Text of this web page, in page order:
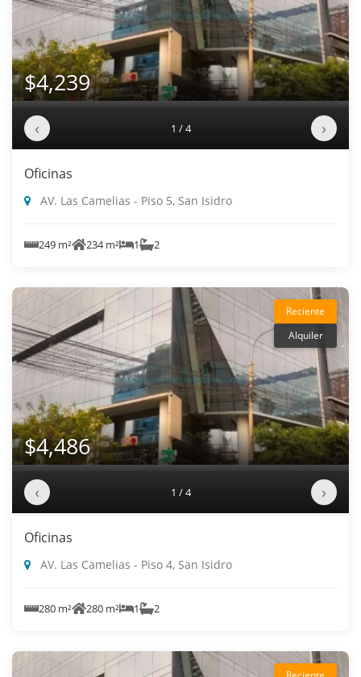
$4,239
‹ 1 / 4 ›
Oficinas
AV. Las Camelias - Piso 5, San Isidro
249 m² 234 m² 1 2
Reciente
Alquiler
$4,486
‹ 1 / 4 ›
Oficinas
AV. Las Camelias - Piso 4, San Isidro
280 m² 280 m² 1 2